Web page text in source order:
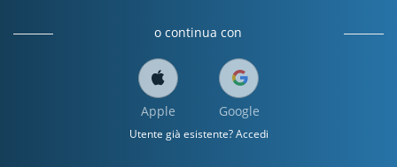
o continua con
Apple Google
Utente già esistente? Accedi